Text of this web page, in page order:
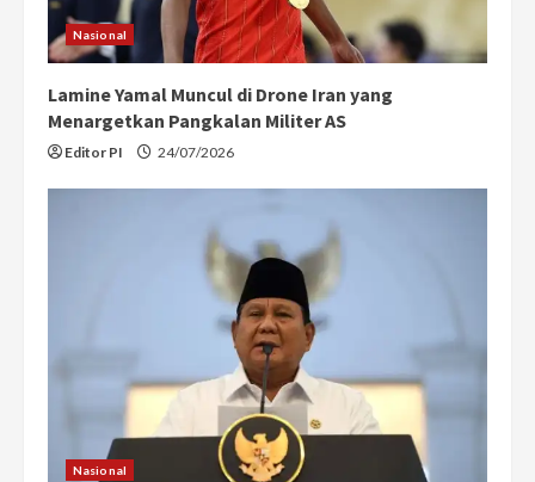
i
n
g
Nasional
Lamine Yamal Muncul di Drone Iran yang
Menargetkan Pangkalan Militer AS
Editor PI 24/07/2026
Nasional